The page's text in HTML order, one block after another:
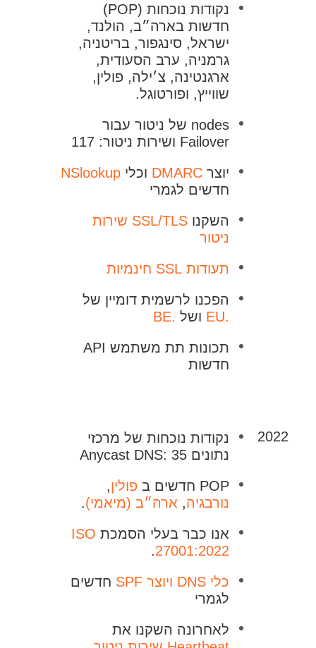
נקודות נוכחות (POP)
חדשות בארה״ב, הולנד,
ישראל, סינגפור, בריטניה,
גרמניה, ערב הסעודית,
ארגנטינה, צ׳ילה, פולין,
שווייץ, ופורטוגל.
nodes של ניטור עבור
Failover ושירות ניטור: 117
יוצר DMARC וכלי NSlookup
חדשים לגמרי
השקנו
SSL/TLS שירות
ניטור
תעודות SSL חינמיות
הפכנו לרשמית דומיין של
.EU
ושל .BE
תכונות תת משתמש API
חדשות
2022
נקודות נוכחות של מרכזי
נתונים Anycast DNS: 35
POP חדשים ב
פולין,
נורבגיה, ארה״ב (מיאמי).
אנו כבר בעלי הסמכת ISO
27001:2022
.
כלי DNS
ויוצר SPF
חדשים
לגמרי
לאחרונה השקנו את